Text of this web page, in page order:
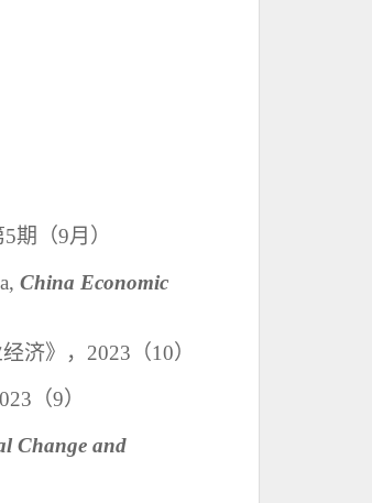
（9月）
China Economic
济》，2023 （10）
023 （9）
Change and